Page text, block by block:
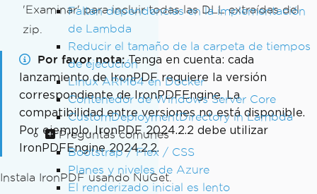
Faltan dependencias en la implementación
de Lambda
Reducir el tamaño de la carpeta de tiempos
de ejecución
Linux ARM64 en Docker
Contenedor de Windows Server Core
CustomDeploymentDirectory in Lambda
Preguntas comunes
Bootstrap / Flex / CSS
Planes y niveles de Azure
El renderizado inicial es lento
'Examinar' para incluir todas las DLL extraídas del
zip.
Por favor nota Tenga en cuenta: cada
lanzamiento de IronPDF requiere la versión
correspondiente de IronPDFEngine. La
compatibilidad entre versiones no está disponible.
Por ejemplo, IronPDF 2024.2.2 debe utilizar
IronPDFEngine 2024.2.2.
Instala IronPDF usando NuGet.